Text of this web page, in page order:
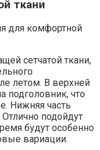
ткани
сетчатой ткани,
летом. В верхней
подголовник, что
Нижняя часть
подойдут
будут особенно
вариации.